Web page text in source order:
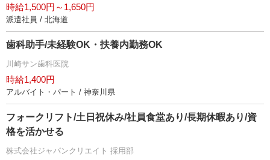
時給1,500円～1,650円
派遣社員 / 北海道
歯科助手/未経験OK・扶養内勤務OK
川崎サン歯科医院
時給1,400円
アルバイト・パート / 神奈川県
フォークリフト/土日祝休み/社員食堂あり/長期休暇あり/資
格を活かせる
株式会社ジャパンクリエイト 採用部